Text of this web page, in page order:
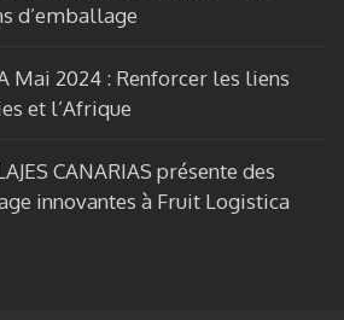
d’emballage
Mai 2024 : Renforcer les liens
et l’Afrique
CANARIAS présente des
innovantes à Fruit Logistica